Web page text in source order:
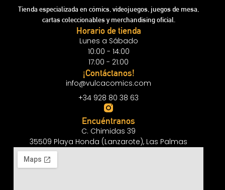
Tienda especializada en cómics, videojuegos, juegos de mesa,
cartas coleccionables y merchandising oficial.
Horario de tienda
Lunes a Sábado
10:00 - 14:00
17:00 - 21:00
¡Contáctanos!
info@vulcacomics.com
+34 928 80 38 63
Encuéntranos
C. Chimidas 39
35509 Playa Honda (Lanzarote), Las Palmas